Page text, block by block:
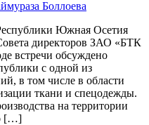
Южная Осетия
директоров ЗАО «БТК
встречи обсуждено
с одной из
в том числе в области
ткани и спецодежды.
на территории
[…]